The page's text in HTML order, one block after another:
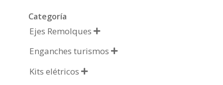
Categoría
Ejes Remolques 
Enganches turismos 
Kits elétricos 